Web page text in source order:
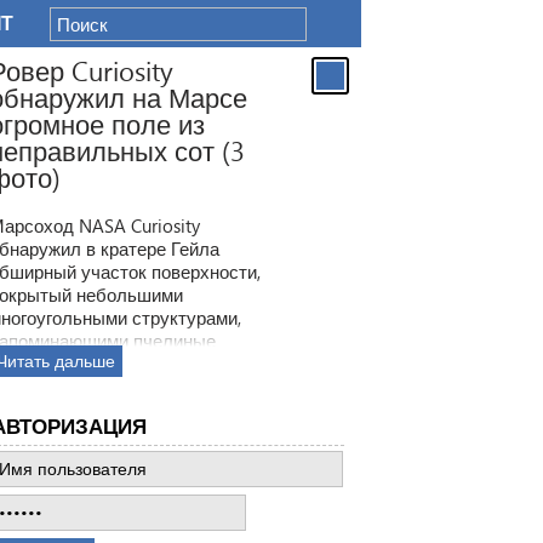
Curiosity
на Марсе
поле из
сот (3
NASA Curiosity
в кратере Гейла
участок поверхности,
небольшими
структурами,
пчелиные
Ранее ровер находил
все предыдущее такие
дальше